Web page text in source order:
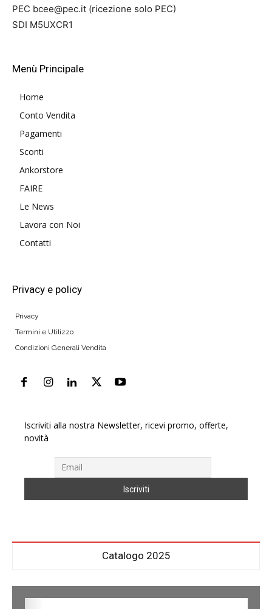
PEC bcee@pec.it (ricezione solo PEC)
SDI M5UXCR1
Menù Principale
Home
Conto Vendita
Pagamenti
Sconti
Ankorstore
FAIRE
Le News
Lavora con Noi
Contatti
Privacy e policy
Privacy
Termini e Utilizzo
Condizioni Generali Vendita
Iscriviti alla nostra Newsletter, ricevi promo, offerte,
novità
Catalogo 2025